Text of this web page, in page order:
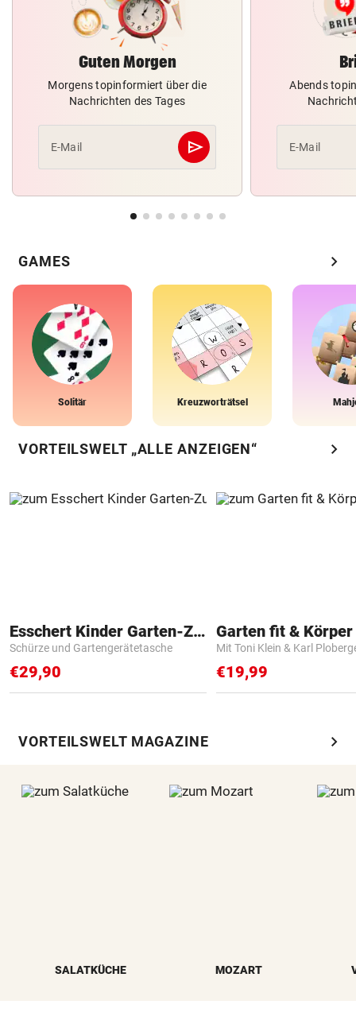
Guten Morgen
Morgens topinformiert über die
Nachrichten des Tages
E-Mail send
Abschicken
Abends
E-Mail
GAMES chevron_right
Solitär Kreuzworträtsel
VORTEILSWELT „ALLE ANZEIGEN“ chevron_right
Esschert Kinder Garten-Zubehör
Schürze und Gartengerätetasche
€29,90
Garten fit &
Mit Toni Klein & Karl
€19,99
VORTEILSWELT MAGAZINE chevron_right
SALATKÜCHE MOZART